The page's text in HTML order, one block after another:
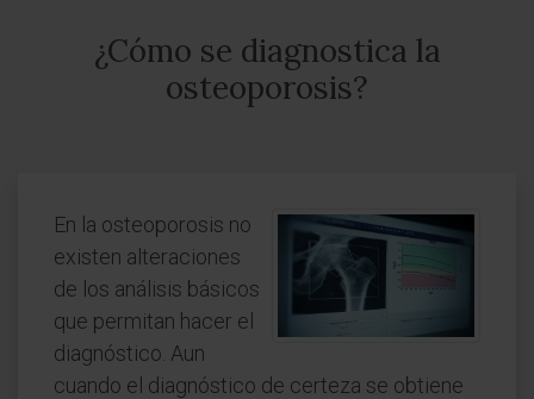
¿Cómo se diagnostica la
osteoporosis?
En la osteoporosis no
existen alteraciones
de los análisis básicos
que permitan hacer el
diagnóstico. Aun
cuando el diagnóstico de certeza se obtiene